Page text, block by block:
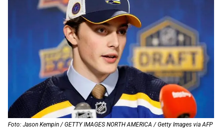
Foto: Jason Kempin / GETTY IMAGES NORTH AMERICA / Getty Images via AFP